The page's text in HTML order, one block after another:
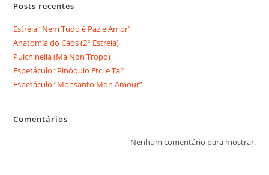
Posts recentes
Estréia “Nem Tudo é Paz e Amor”
Anatomia do Caos (2° Estreía)
Pulchinella (Ma Non Tropo)
Espetáculo “Pinóquio Etc. e Tal”
Espetáculo “Monsanto Mon Amour”
Comentários
Nenhum comentário para mostrar.